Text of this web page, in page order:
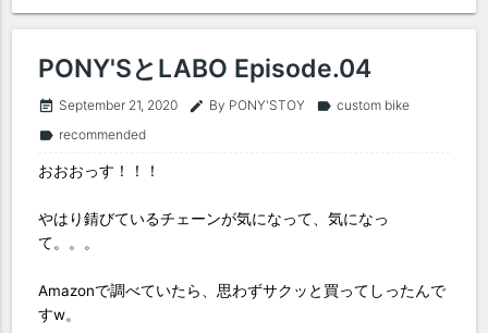
PONY'SとLABO Episode.04
event_note September 21, 2020 edit By PONY'STOY label custom bike
label recommended
おおおっす！！！
やはり錆びているチェーンが気になって、気になっ
て。。。
Amazonで調べていたら、思わずサクッと買ってしったんで
すw。